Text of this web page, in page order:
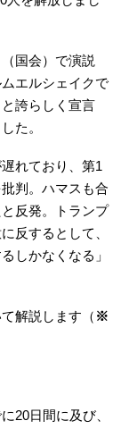
国会）で演説
エルシェイクで
誇らしく宣言
た。
れており、第1
判。ハマスも合
反発。トランプ
反するとして、
しかなくなる」
解説します（ ※
20日間に及び、